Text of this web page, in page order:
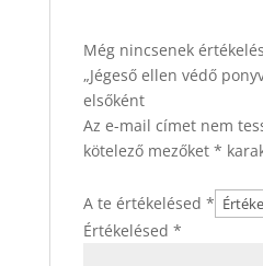
Még nincsenek
„Jégeső ellen védő
elsőként
Az e-mail címet nem
kötelező mezőket *
A te értékelésed *
Értékelésed *